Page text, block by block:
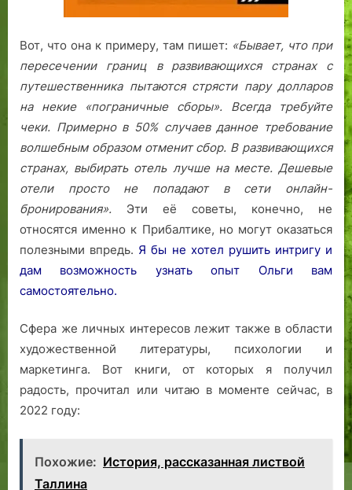
Вот, что она к примеру, там пишет: «Бывает, что при
пересечении границ в развивающихся странах с
путешественника пытаются стрясти пару долларов
на некие «пограничные сборы». Всегда требуйте
чеки. Примерно в 50% случаев данное требование
волшебным образом отменит сбор. В развивающихся
странах, выбирать отель лучше на месте. Дешевые
отели просто не попадают в сети онлайн-
бронирования». Эти её советы, конечно, не
относятся именно к Прибалтике, но могут оказаться
полезными впредь. Я бы не хотел рушить интригу и
дам возможность узнать опыт Ольги вам
самостоятельно.
Сфера же личных интересов лежит также в области
художественной литературы, психологии и
маркетинга. Вот книги, от которых я получил
радость, прочитал или читаю в моменте сейчас, в
2022 году:
Похожие: История, рассказанная листвой
Таллина